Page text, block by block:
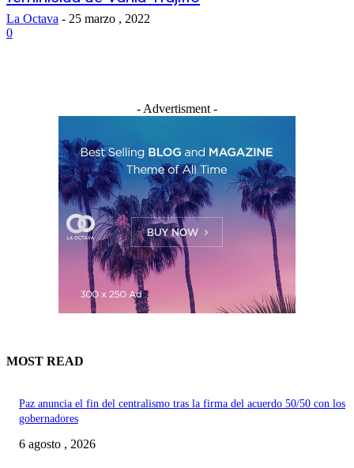
La Octava - 25 marzo , 2022
0
- Advertisment -
MOST READ
Paz anuncia el fin del centralismo tras la firma del acuerdo 50/50 con los
gobernadores
6 agosto , 2026